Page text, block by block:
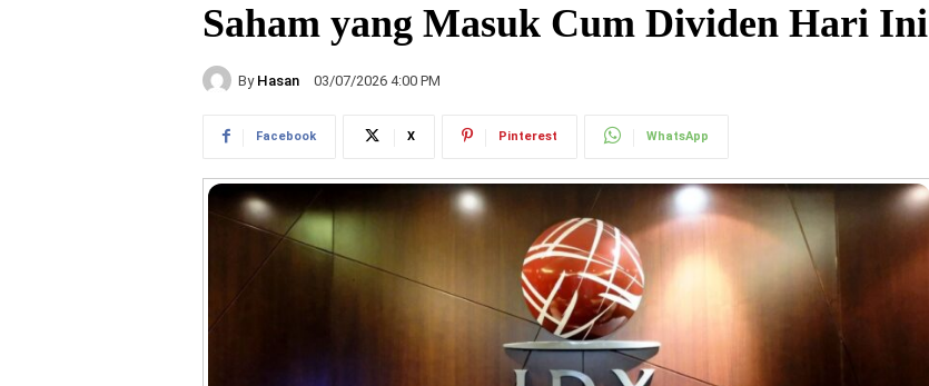
Saham yang Masuk Cum Dividen Hari Ini
By Hasan 03/07/2026 4:00 PM
Facebook X Pinterest WhatsApp